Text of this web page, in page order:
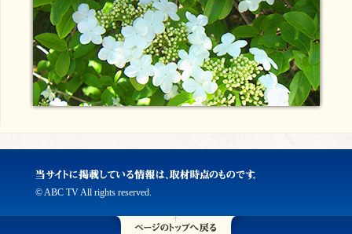
© ABC TV All rights reserved.